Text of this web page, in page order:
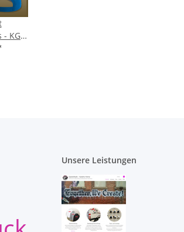
- KG
Unsere Leistungen